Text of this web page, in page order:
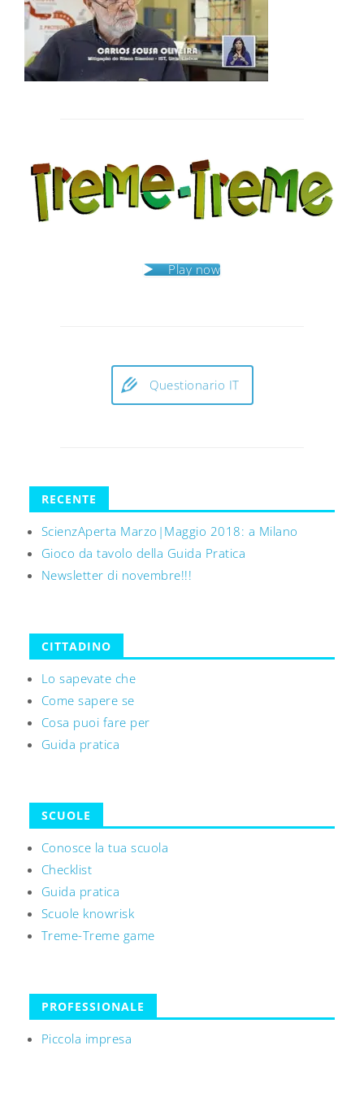
Play now
Questionario IT
RECENTE
ScienzAperta Marzo|Maggio 2018: a Milano
Gioco da tavolo della Guida Pratica
Newsletter di novembre!!!
CITTADINO
Lo sapevate che
Come sapere se
Cosa puoi fare per
Guida pratica
SCUOLE
Conosce la tua scuola
Checklist
Guida pratica
Scuole knowrisk
Treme-Treme game
PROFESSIONALE
Piccola impresa